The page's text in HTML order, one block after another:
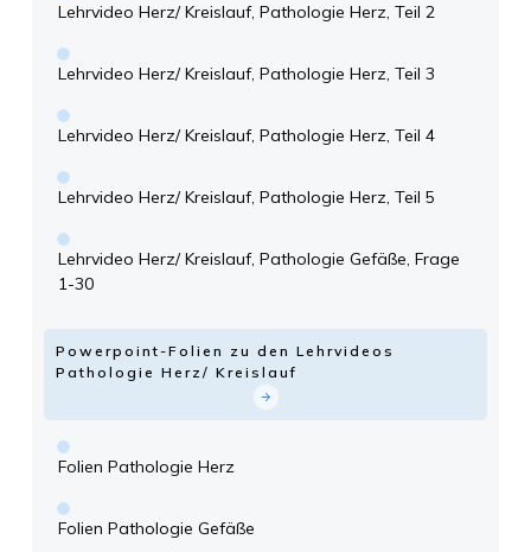
Lehrvideo Herz/ Kreislauf, Pathologie Herz, Teil 2
Lehrvideo Herz/ Kreislauf, Pathologie Herz, Teil 3
Lehrvideo Herz/ Kreislauf, Pathologie Herz, Teil 4
Lehrvideo Herz/ Kreislauf, Pathologie Herz, Teil 5
Lehrvideo Herz/ Kreislauf, Pathologie Gefäße, Frage
1-30
Powerpoint-Folien zu den Lehrvideos
Pathologie Herz/ Kreislauf
Folien Pathologie Herz
Folien Pathologie Gefäße